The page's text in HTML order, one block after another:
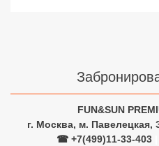
FUN&SUN
г. Москва, м. Павелецкая,
☎ +7(499)11-33-403
Сетевые отели Мальдив
Сетевые отели Бали